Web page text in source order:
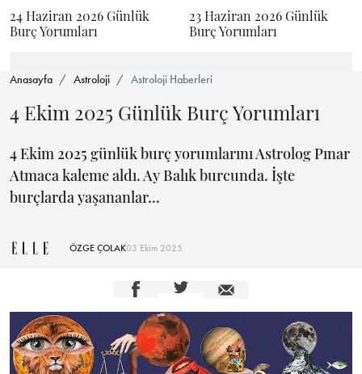
24 Haziran 2026 Günlük
Burç Yorumları
23 Haziran 2026 Günlük
Burç Yorumları
Anasayfa Astroloji Astroloji Haberleri
4 Ekim 2025 Günlük Burç Yorumları
4 Ekim 2025 günlük burç yorumlarını Astrolog Pınar
Atmaca kaleme aldı. Ay Balık burcunda. İşte
burçlarda yaşananlar...
ÖZGE ÇOLAK03 Ekim 2025